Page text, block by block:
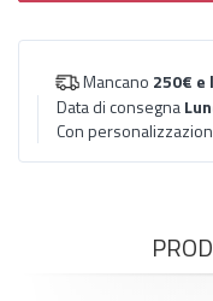
Mancano 250€ e
Data di consegna
Con